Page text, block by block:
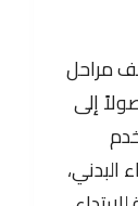
مراحل
إلى
البدني،